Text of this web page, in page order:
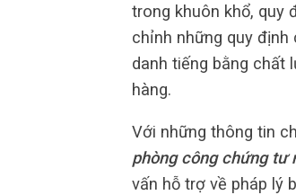
trong khuôn khổ, quy
chỉnh những quy định
danh tiếng bằng chất
hàng.
Với những thông tin
phòng công chứng tư
vấn hỗ trợ về pháp lý